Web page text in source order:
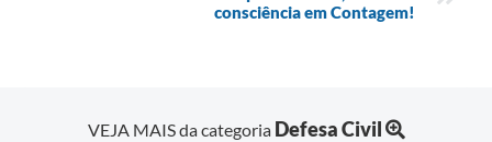
consciência em Contagem!
VEJA MAIS da categoria Defesa Civil